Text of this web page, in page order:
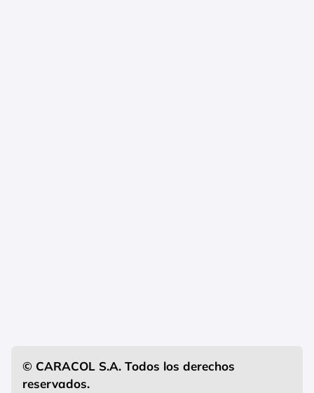
© CARACOL S.A. Todos los derechos
reservados.